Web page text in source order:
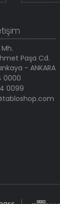
Paşa Cd.
- ANKARA
0000
0099